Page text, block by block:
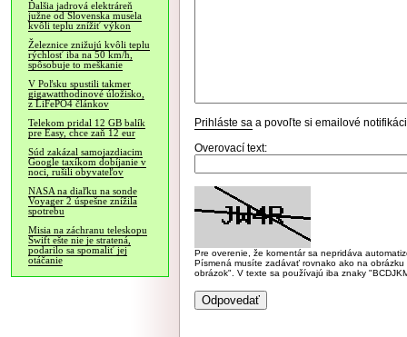
Ďalšia jadrová elektráreň
južne od Slovenska musela
kvôli teplu znížiť výkon
Železnice znižujú kvôli teplu
rýchlosť iba na 50 km/h,
spôsobuje to meškanie
V Poľsku spustili takmer
gigawatthodinové úložisko,
z LiFePO4 článkov
Telekom pridal 12 GB balík
pre Easy, chce zaň 12 eur
Súd zakázal samojazdiacim
Google taxíkom dobíjanie v
noci, rušili obyvateľov
NASA na diaľku na sonde
Voyager 2 úspešne znížila
spotrebu
Misia na záchranu teleskopu
Swift ešte nie je stratená,
podarilo sa spomaliť jej
otáčanie
Prihláste sa a povoľte si emailové
Overovací text:
Pre overenie, že komentár sa nepridáva
Písmená musíte zadávať rovnako ako na
obrázok". V texte sa používajú iba znaky